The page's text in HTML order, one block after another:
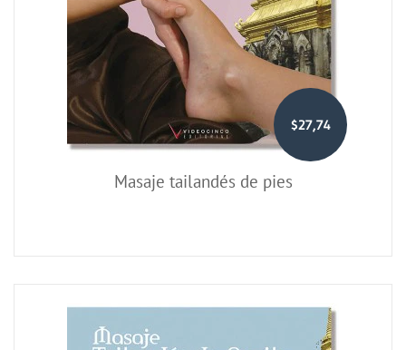
$27,74
Masaje tailandés de pies